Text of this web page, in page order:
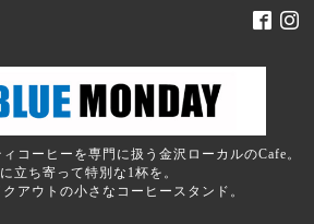
コーヒーを専門に扱う金沢ローカルのCafe。
立ち寄って特別な1杯を。
アウトの小さなコーヒースタンド。